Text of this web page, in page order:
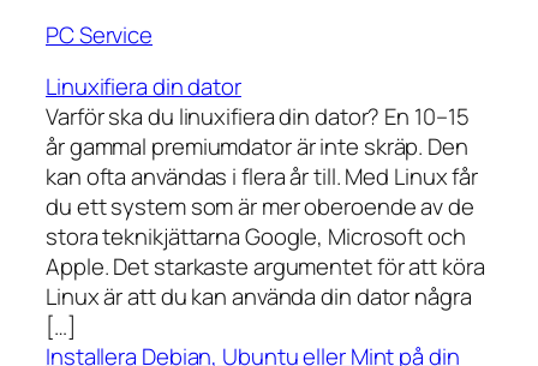
PC Service
Linuxifiera din dator
Varför ska du linuxifiera din dator? En 10–15
år gammal premiumdator är inte skräp. Den
kan ofta användas i flera år till. Med Linux får
du ett system som är mer oberoende av de
stora teknikjättarna Google, Microsoft och
Apple. Det starkaste argumentet för att köra
Linux är att du kan använda din dator några
[…]
Installera Debian, Ubuntu eller Mint på din